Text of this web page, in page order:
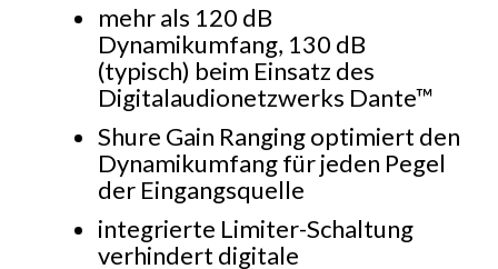
mehr als 120 dB
Dynamikumfang, 130 dB
(typisch) beim Einsatz des
Digitalaudionetzwerks Dante™
Shure Gain Ranging optimiert den
Dynamikumfang für jeden Pegel
der Eingangsquelle
integrierte Limiter-Schaltung
verhindert digitale